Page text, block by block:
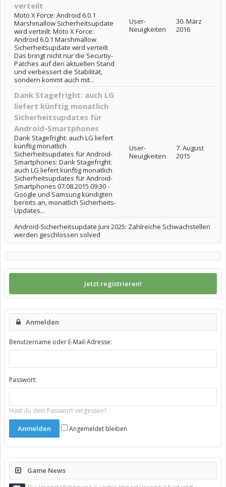
verteilt
Moto X Force: Android 6.0.1
Marshmallow Sicherheitsupdate
wird verteilt: Moto X Force:
Android 6.0.1 Marshmallow
Sicherheitsupdate wird verteilt
Das bringt nicht nur die Securtiy-
Patches auf den aktuellen Stand
und verbessert die Stabilität,
sondern kommt auch mit...
User-
Neuigkeiten
30. März
2016
Dank Stagefright: auch LG
liefert künftig monatlich
Sicherheitsupdates für
Android-Smartphones
Dank Stagefright: auch LG liefert
künftig monatlich
Sicherheitsupdates für Android-
Smartphones: Dank Stagefright:
auch LG liefert künftig monatlich
Sicherheitsupdates für Android-
Smartphones 07.08.2015 09:30 -
Google und Samsung kündigten
bereits an, monatlich Sicherheits-
Updates...
User-
Neuigkeiten
7. August
2015
Android-Sicherheitsupdate Juni 2025: Zahlreiche Schwachstellen
werden geschlossen solved
Jetzt registrieren!
Anmelden
Benutzername oder E-Mail-Adresse:
Passwort:
Hast du dein Passwort vergessen?
Angemeldet bleiben
Game News